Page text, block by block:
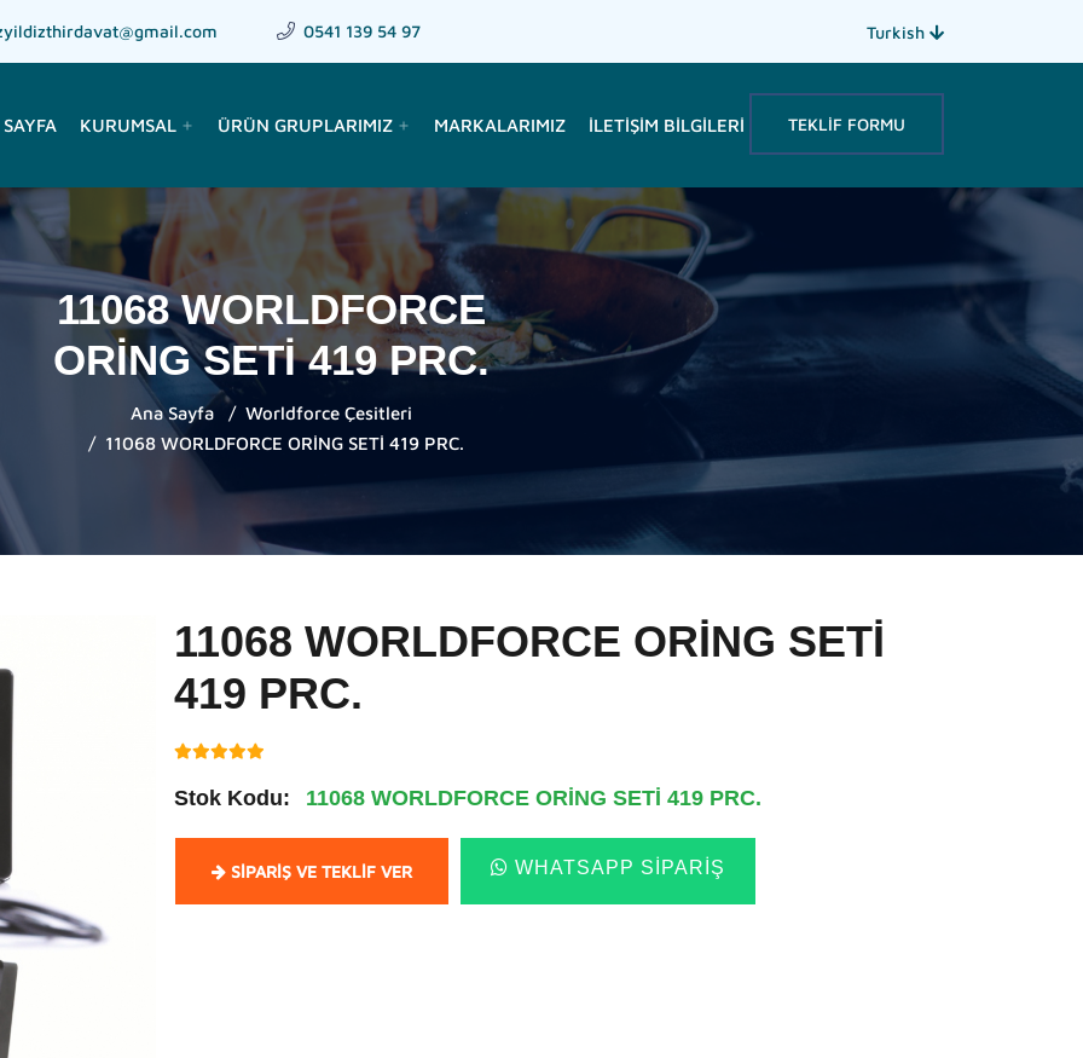
0541 139 54 97 Turkish
TEKLIF FORMU
KURUMSAL add ÜRÜN GRUPLARIMIZ add MARKALARIMIZ İLETIŞIM BILGILERI
11068 WORLDFORCE
ORİNG SETİ 419 PRC.
Ana Sayfa
Worldforce Çesitleri
11068 WORLDFORCE ORİNG SETİ 419 PRC.
11068 WORLDFORCE ORİNG SETİ
419 PRC.
Stok Kodu: 11068 WORLDFORCE ORİNG SETİ 419 PRC.
SIPARIŞ VE TEKLIF VER WHATSAPP SIPARIŞ